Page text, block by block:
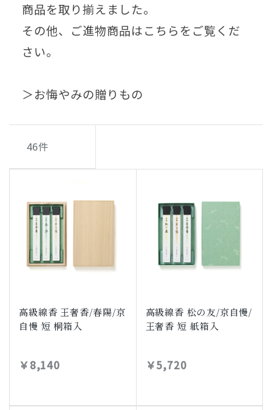
商品を取り揃えました。
その他、ご進物商品はこちらをご覧くだ
さい。
＞お悔やみの贈りもの
46件
高級線香 王奢香/春陽/京
自慢 短 桐箱入
￥8,140
高級線香 松の友/京自慢/
王奢香 短 紙箱入
￥5,720